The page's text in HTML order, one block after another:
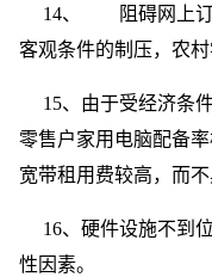
14、 阻碍网上
客观条件的制压，农
15、由于受经济条
零售户家用电脑配备
宽带租用费较高，而
16、硬件设施不到
性因素。